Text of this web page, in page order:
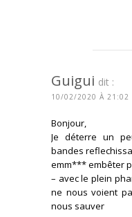
Guigui dit :
10/02/2020 À 21:02
Bonjour,
Je déterre un
bandes
emm*** embêter
– avec le plein
ne nous voient
nous sauver